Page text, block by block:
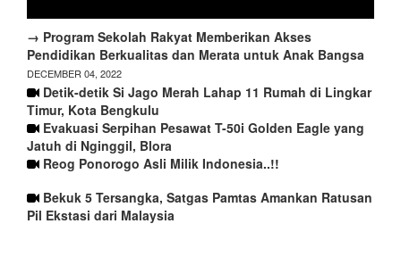
→ Program Sekolah Rakyat Memberikan Akses
Pendidikan Berkualitas dan Merata untuk Anak Bangsa
DECEMBER 04, 2022
Detik-detik Si Jago Merah Lahap 11 Rumah di Lingkar
Timur, Kota Bengkulu
Evakuasi Serpihan Pesawat T-50i Golden Eagle yang
Jatuh di Nginggil, Blora
Reog Ponorogo Asli Milik Indonesia..!!
Bekuk 5 Tersangka, Satgas Pamtas Amankan Ratusan
Pil Ekstasi dari Malaysia